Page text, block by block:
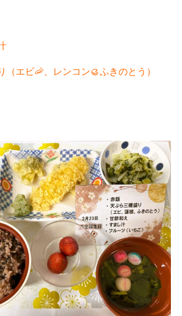
エビ🦐、レンコン🥮ふきのとう）